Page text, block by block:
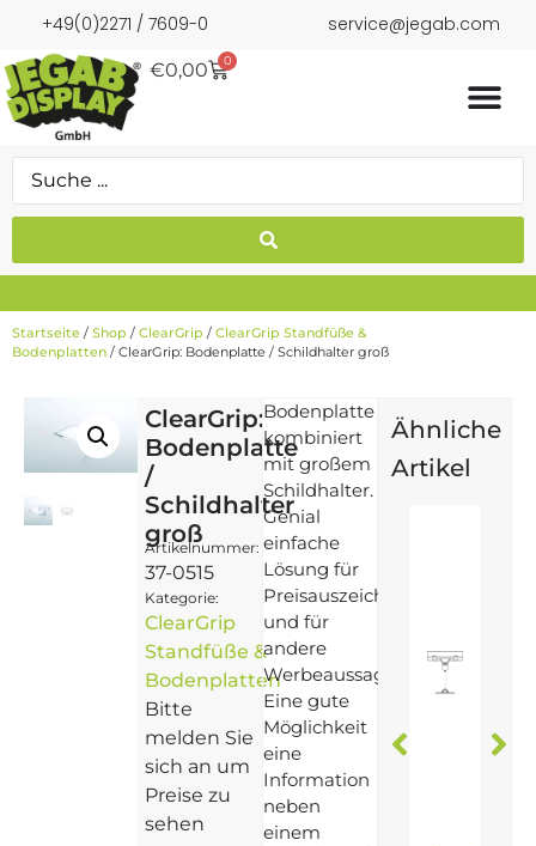
+49(0)2271 / 7609-0 service@jegab.com
€0,00 0
Startseite / Shop / ClearGrip / ClearGrip Standfüße &
Bodenplatten / ClearGrip: Bodenplatte / Schildhalter groß
ClearGrip:
Bodenplatte
/
Schildhalter
groß
Artikelnummer:
37-0515
Kategorie:
ClearGrip
Standfüße &
Bodenplatten
Bitte
melden Sie
sich an um
Preise zu
sehen
Bodenplatte
kombiniert
mit großem
Schildhalter.
Genial
einfache
Lösung für
Preisauszeichnungen
und für
andere
Werbeaussagen.
Eine gute
Möglichkeit
eine
Information
neben
einem
Ähnliche
Artikel